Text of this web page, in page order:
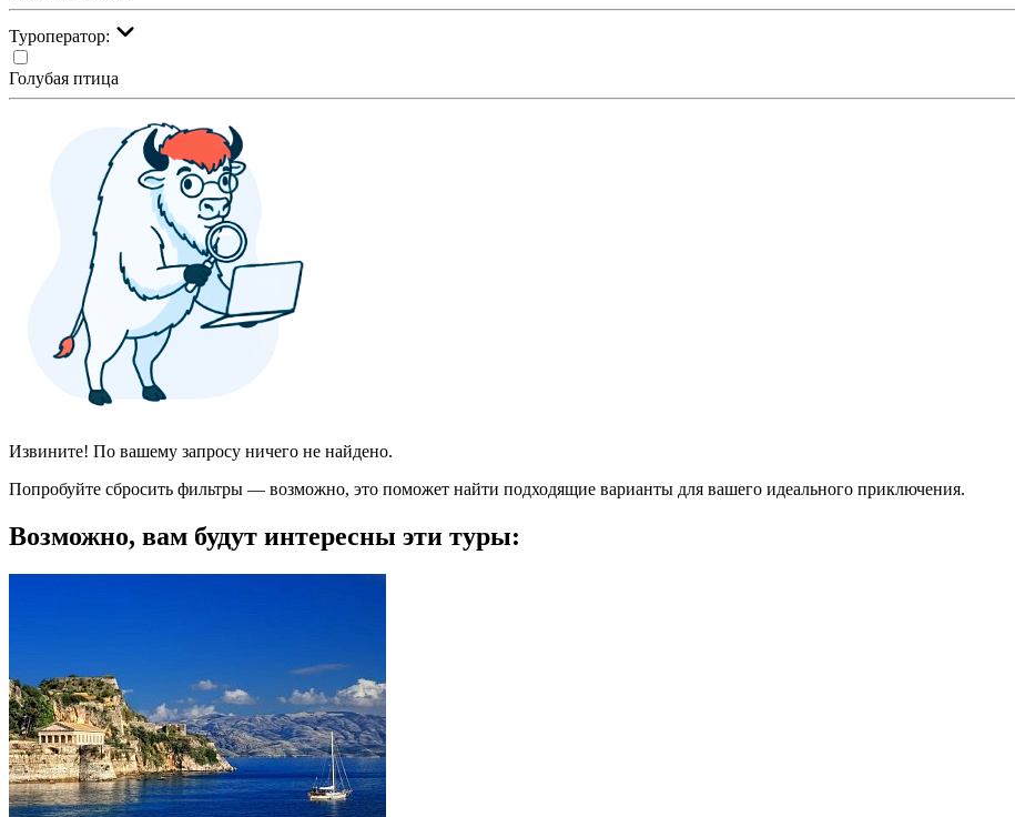
Туроператор:
Голубая птица
Извините! По вашему запросу ничего не найдено.
Попробуйте сбросить фильтры — возможно, это поможет найти подходящие варианты для вашего идеального приключения.
Возможно, вам будут интересны эти туры: